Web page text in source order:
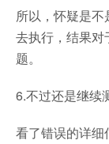
所以，怀疑是
去执行，结果
题。
6.不过还是继续
看了错误的详细